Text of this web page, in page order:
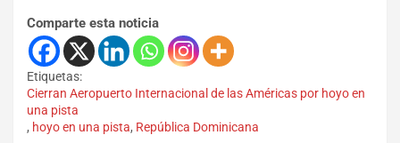
Comparte esta noticia
Etiquetas:
Cierran Aeropuerto Internacional de las Américas por hoyo en
una pista
, hoyo en una pista, República Dominicana